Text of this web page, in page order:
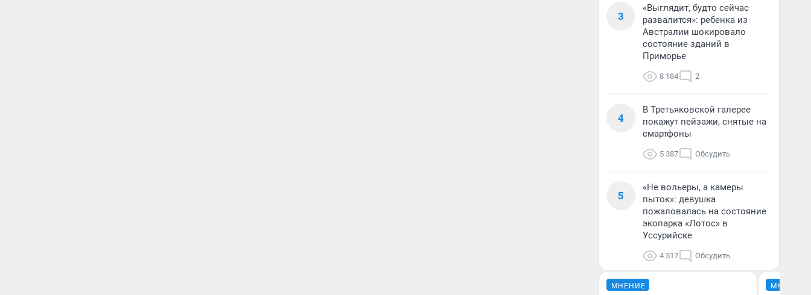
3
«Выглядит, будто сейчас
развалится»: ребенка из
Австралии шокировало
состояние зданий в
Приморье
8 184 2
4
В Третьяковской галерее
покажут пейзажи, снятые на
смартфоны
5 387 Обсудить
5
«Не вольеры, а камеры
пыток»: девушка
пожаловалась на состояние
экопарка «Лотос» в
Уссурийске
4 517 Обсудить
МНЕНИЕ МНЕНИЕ